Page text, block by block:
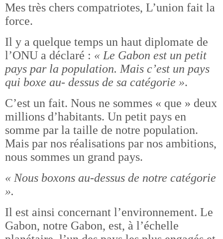
Mes très chers compatriotes, L’union fait la
force.
Il y a quelque temps un haut diplomate de
l’ONU a déclaré : « Le Gabon est un petit
pays par la population. Mais c’est un pays
qui boxe au- dessus de sa catégorie ».
C’est un fait. Nous ne sommes « que » deux
millions d’habitants. Un petit pays en
somme par la taille de notre population.
Mais par nos réalisations par nos ambitions,
nous sommes un grand pays.
« Nous boxons au-dessus de notre catégorie
».
Il est ainsi concernant l’environnement. Le
Gabon, notre Gabon, est, à l’échelle